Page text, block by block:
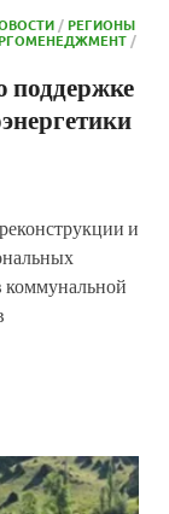
/РЕГИОНЫ
/
поддержке
и
коммунальной